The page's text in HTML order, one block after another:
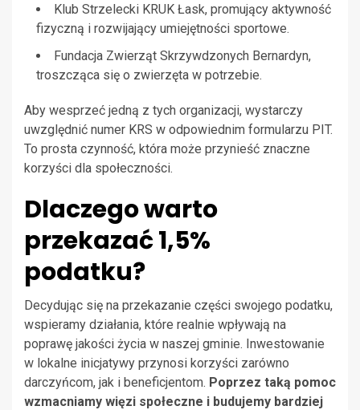
Klub Strzelecki KRUK Łask, promujący aktywność
fizyczną i rozwijający umiejętności sportowe.
Fundacja Zwierząt Skrzywdzonych Bernardyn,
troszcząca się o zwierzęta w potrzebie.
Aby wesprzeć jedną z tych organizacji, wystarczy
uwzględnić numer KRS w odpowiednim formularzu PIT.
To prosta czynność, która może przynieść znaczne
korzyści dla społeczności.
Dlaczego warto
przekazać 1,5%
podatku?
Decydując się na przekazanie części swojego podatku,
wspieramy działania, które realnie wpływają na
poprawę jakości życia w naszej gminie. Inwestowanie
w lokalne inicjatywy przynosi korzyści zarówno
darczyńcom, jak i beneficjentom. Poprzez taką pomoc
wzmacniamy więzi społeczne i budujemy bardziej